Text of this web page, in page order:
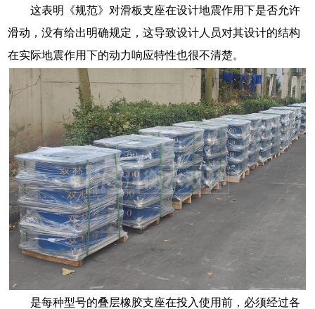
这表明《规范》对滑板支座在设计地震作用下是否允许
滑动，没有给出明确规定，这导致设计人员对其设计的结构
在实际地震作用下的动力响应特性也很不清楚。
是每种型号的叠层橡胶支座在投入使用前，必须经过各